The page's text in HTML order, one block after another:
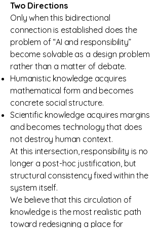
Two Directions
Only when this bidirectional
connection is established does the
problem of “AI and responsibility”
become solvable as a design problem
rather than a matter of debate.
Humanistic knowledge acquires
mathematical form and becomes
concrete social structure.
Scientific knowledge acquires margins
and becomes technology that does
not destroy human context.
At this intersection, responsibility is no
longer a post-hoc justification, but
structural consistency fixed within the
system itself.
We believe that this circulation of
knowledge is the most realistic path
toward redesigning a place for